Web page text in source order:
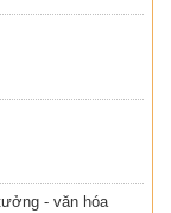
- văn hóa